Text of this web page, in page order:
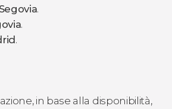
.
.
.
in base alla disponibilità,